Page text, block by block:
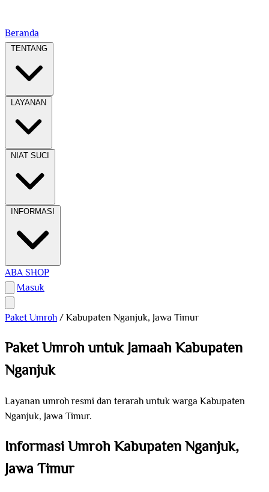
Beranda
TENTANG
LAYANAN
NIAT SUCI
INFORMASI
ABA SHOP
Masuk
Paket Umroh/Kabupaten Nganjuk, Jawa Timur
Paket Umroh untuk Jamaah Kabupaten
Nganjuk
Layanan umroh resmi dan terarah untuk warga Kabupaten
Nganjuk, Jawa Timur.
Informasi Umroh Kabupaten Nganjuk,
Jawa Timur